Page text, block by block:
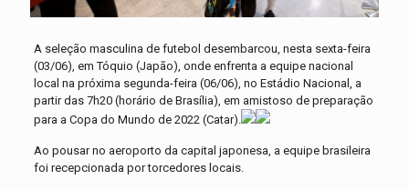
A seleção masculina de futebol desembarcou, nesta sexta-feira
(03/06), em Tóquio (Japão), onde enfrenta a equipe nacional
local na próxima segunda-feira (06/06), no Estádio Nacional, a
partir das 7h20 (horário de Brasília), em amistoso de preparação
para a Copa do Mundo de 2022 (Catar).
Ao pousar no aeroporto da capital japonesa, a equipe brasileira
foi recepcionada por torcedores locais.